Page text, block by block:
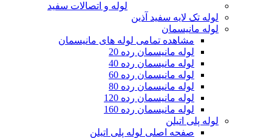
لوله و اتصالات سفید
لوله تک لایه سفید آذین
لوله مانیسمان
مشاهده تمامی لوله های مانیسمان
لوله مانیسمان رده 20
لوله مانیسمان رده 40
لوله مانیسمان رده 60
لوله مانیسمان رده 80
لوله مانیسمان رده 120
لوله مانیسمان رده 160
لوله پلی اتیلن
صفحه اصلی لوله پلی اتیلن